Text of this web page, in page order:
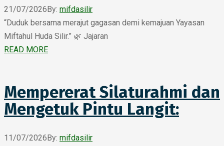
21/07/2026 By: mifdasilir
“Duduk bersama merajut gagasan demi kemajuan Yayasan
Miftahul Huda Silir.” 🌿 Jajaran
READ MORE
Mempererat Silaturahmi dan
Mengetuk Pintu Langit:
11/07/2026By: mifdasilir